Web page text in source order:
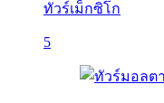
ทัวร์เม็กซิโก
5